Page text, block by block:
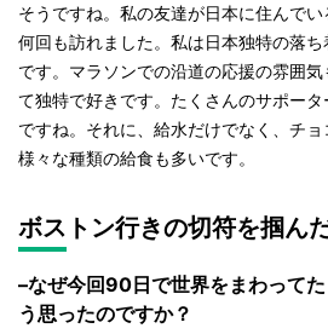
そうですね。私の友達が日本に住んで
何回も訪れました。私は日本独特の落ち
です。マラソンでの沿道の応援の雰囲
て独特で好きです。たくさんのサポー
ですね。それに、給水だけでなく、チ
様々な種類の給食も多いです。
ボストン行きの切符を掴ん
–なぜ今回90日で世界をまわって
う思ったのですか？